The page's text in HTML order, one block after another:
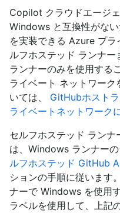
Copilot クラウドエージ
Windows と互換性がな
を実装できる Azure プ
ルフホステッド ランナ
ランナーのみを使用する
ライベート ネットワー
いては、 GitHubホスト
ライベートネットワーク
セルフホステッド ラン
は、Windows ランナー
ルフホステッド GitHub
ションの手順に従います
ナーで Windows を使用
ラベルを使用して、上記